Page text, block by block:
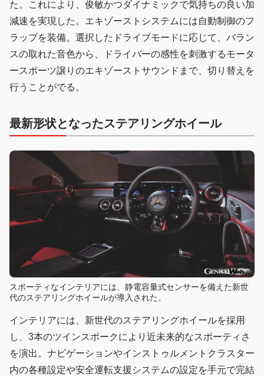
た。これにより、俊敏かつダイナミックで気持ちの良い加
減速を実現した。エキゾーストシステムには自動制御のフ
ラップを装備。選択したドライブモードに応じて、バラン
スの取れた音色から、ドライバーの感性を刺激するモータ
ースポーツ譲りのエキゾーストサウンドまで、切り替えを
行うことがでる。
最新形状となったステアリングホイール
スポーティなインテリアには、静電容量式センサーを備えた新世
代のステアリングホイールが導入された。
インテリアには、新世代のステアリングホイールを採用
し、3本のツインスポークにより近未来的なスポーティさ
を演出。ナビゲーションやインストゥルメントクラスター
内の各種設定や安全運転支援システムの設定を手元で完結